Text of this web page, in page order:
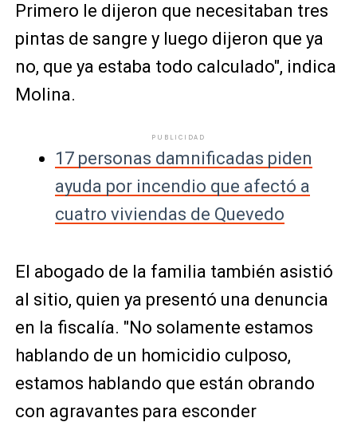
Primero le dijeron que necesitaban tres
pintas de sangre y luego dijeron que ya
no, que ya estaba todo calculado", indica
Molina.
PUBLICIDAD
17 personas damnificadas piden
ayuda por incendio que afectó a
cuatro viviendas de Quevedo
El abogado de la familia también asistió
al sitio, quien ya presentó una denuncia
en la fiscalía. "No solamente estamos
hablando de un homicidio culposo,
estamos hablando que están obrando
con agravantes para esconder